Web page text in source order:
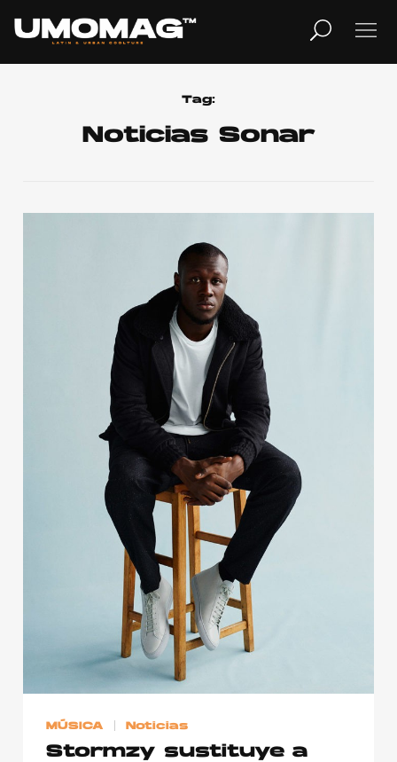
Home
Cover Story
Publicidad
Contacto
Aviso Legal
© 2015-2022 UMOMAG. PROPIEDAD DE UMO agency. TODOS LOS
DERECHOS RESERVADOS.
Tag:
Noticias Sonar
MÚSICA Noticias
Stormzy sustituye a